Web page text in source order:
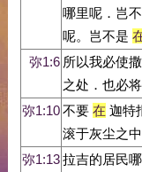
哪里呢．岂
呢。岂不是
弥1:6 所以我必使
之处．也必
弥1:10不要 在 迦特
滚于灰尘之中
弥1:13拉吉的居民